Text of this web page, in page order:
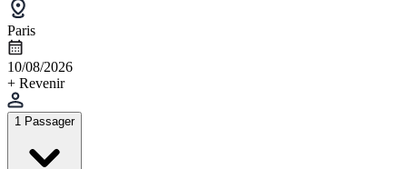
Paris
10/08/2026
+ Revenir
1 Passager